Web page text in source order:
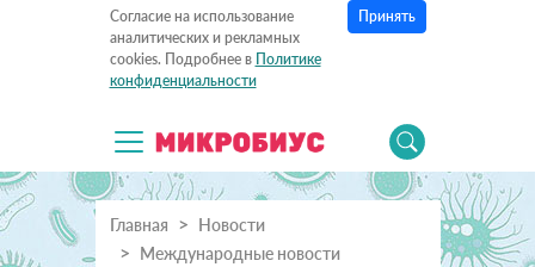
Согласие на использование
аналитических и рекламных
cookies. Подробнее в Политике
конфиденциальности
Принять
Главная
Новости
Международные новости